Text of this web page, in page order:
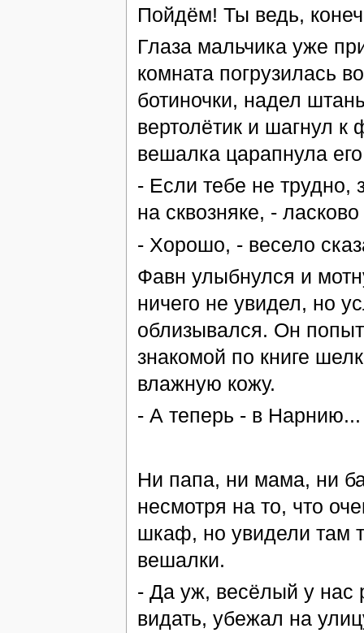
Пойдём! Ты ведь,
Глаза мальчика уже
комната погрузилась
ботиночки, надел
вертолётик и шагнул
вешалка царапнула
- Если тебе не трудно,
на сквозняке, -
- Хорошо, - весело
Фавн улыбнулся и
ничего не увидел, но
облизывался. Он
знакомой по книге
влажную кожу.
- А теперь - в Нарнию...
Ни папа, ни мама, ни
несмотря на то, что
шкаф, но увидели там
вешалки.
- Да уж, весёлый у нас
видать, убежал на